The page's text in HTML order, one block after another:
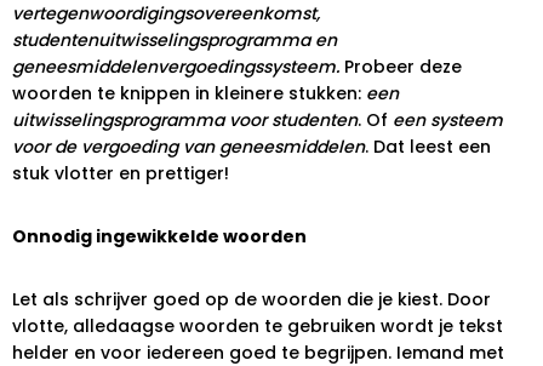
vertegenwoordigingsovereenkomst,
studentenuitwisselingsprogramma en
geneesmiddelenvergoedingssysteem. Probeer deze
woorden te knippen in kleinere stukken: een
uitwisselingsprogramma voor studenten. Of een systeem
voor de vergoeding van geneesmiddelen. Dat leest een
stuk vlotter en prettiger!
Onnodig ingewikkelde woorden
Let als schrijver goed op de woorden die je kiest. Door
vlotte, alledaagse woorden te gebruiken wordt je tekst
helder en voor iedereen goed te begrijpen. Iemand met